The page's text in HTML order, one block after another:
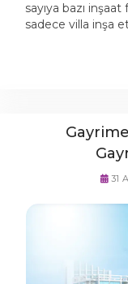
sayıya bazı
sadece villa inşa
31